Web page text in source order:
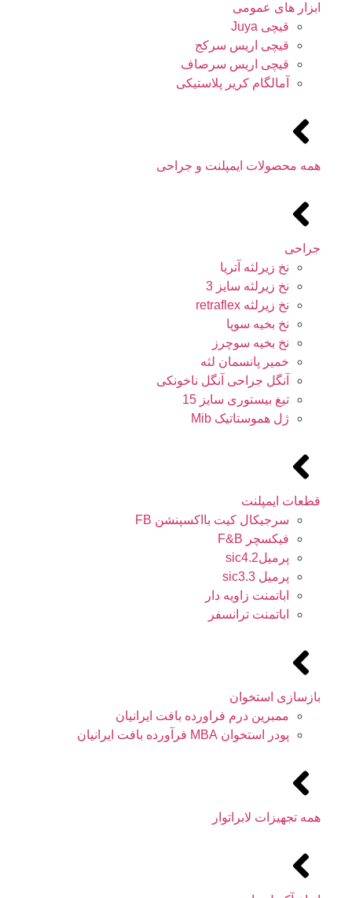
ابزار های عمومی
قیچی Juya
قیچی اریس سرکج
قیچی اریس سرصاف
آمالگام کریر پلاستیکی
همه محصولات ایمپلنت و جراحی
جراحی
نخ زیرلثه آتریا
نخ زیرلثه سایز 3
نخ زیرلثه retraflex
نخ بخیه سوپا
نخ بخیه سوچرز
خمیر پانسمان لثه
آنگل جراحی آنگل ناخونکی
تیغ بیستوری سایز 15
ژل هموستاتیک Mib
قطعات ایمپلنت
سرجیکال کیت بااکسپنشن FB
فیکسچر F&B
پرمیلsic4.2
پرمیل sic3.3
اباتمنت زاویه دار
اباتمنت ترانسفر
بازسازی استخوان
ممبرین درم فراورده بافت ایرانیان
پودر استخوان MBA فرآورده بافت ایرانیان
همه تجهیزات لابراتوار